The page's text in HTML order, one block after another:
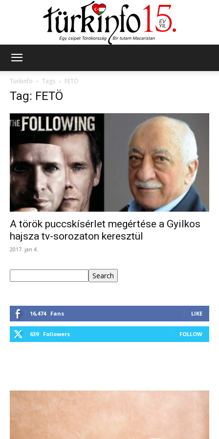
Türkinfo
Tags FETÖ
Tag: FETÖ
A török puccskísérlet megértése a Gyilkos
hajsza tv-sorozaton keresztül
2017. jan 4.
Search
16,474 Fans LIKE
639 Followers FOLLOW